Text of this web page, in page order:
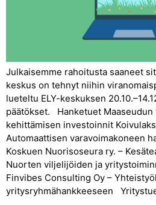
Julkaisemme rahoitusta saaneet
keskus on tehnyt niihin
lueteltu ELY-keskuksen
päätökset. Hanketuet
kehittämisen investoinnit
Automaattisen varavoimakoneen
Koskuen Nuorisoseura ry. –
Nuorten viljelijöiden ja
Finvibes Consulting Oy –
yritysryhmähankkeeseen